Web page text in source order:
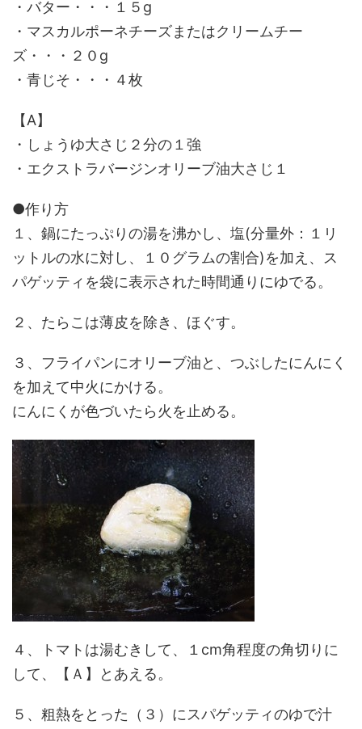
・バター・・・１５g
・マスカルポーネチーズまたはクリームチー
ズ・・・２０g
・青じそ・・・４枚
【A】
・しょうゆ大さじ２分の１強
・エクストラバージンオリーブ油大さじ１
●作り方
１、鍋にたっぷりの湯を沸かし、塩(分量外：１リ
ットルの水に対し、１０グラムの割合)を加え、ス
パゲッティを袋に表示された時間通りにゆでる。
２、たらこは薄皮を除き、ほぐす。
３、フライパンにオリーブ油と、つぶしたにんにく
を加えて中火にかける。
にんにくが色づいたら火を止める。
４、トマトは湯むきして、１cm角程度の角切りに
して、【Ａ】とあえる。
５、粗熱をとった（３）にスパゲッティのゆで汁